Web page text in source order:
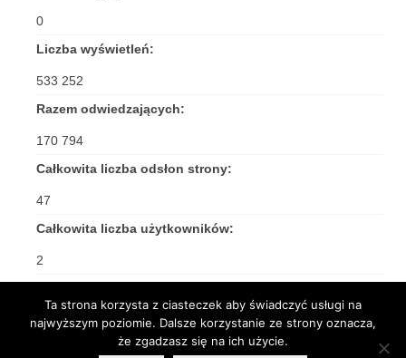
0
Liczba wyświetleń:
533 252
Razem odwiedzających:
170 794
Całkowita liczba odsłon strony:
47
Całkowita liczba użytkowników:
2
Ta strona korzysta z ciasteczek aby świadczyć usługi na
najwyższym poziomie. Dalsze korzystanie ze strony oznacza,
że zgadzasz się na ich użycie.